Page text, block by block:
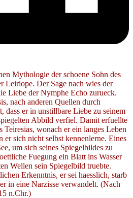
Mythologie der schoene Sohn des
Leiriope. Der Sage nach wies der
Liebe der Nymphe Echo zurueck.
nach anderen Quellen durch
dass er in unstillbare Liebe zu seinem
Abbild verfiel. Damit erfuellte
Teiresias, wonach er ein langes Leben
er sich nicht selbst kennenlerne. Eines
um sich seines Spiegelbildes zu
Fuegung ein Blatt ins Wasser
Wellen sein Spiegelbild truebte.
Erkenntnis, er sei haesslich, starb
in eine Narzisse verwandelt. (Nach
n.Chr.)